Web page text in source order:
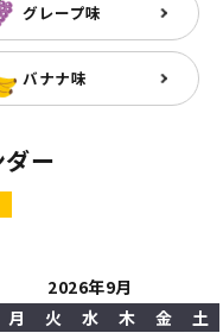
グレープ味
バナナ味
ー
2026年9月
月 火 水 木 金 土